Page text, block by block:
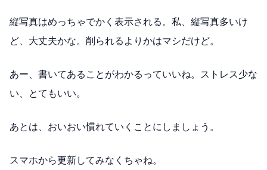
縦写真はめっちゃでかく表示される。私、縦写真多いけ
ど、大丈夫かな。削られるよりかはマシだけど。
あー、書いてあることがわかるっていいね。ストレス少な
い、とてもいい。
あとは、おいおい慣れていくことにしましょう。
スマホから更新してみなくちゃね。